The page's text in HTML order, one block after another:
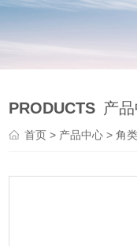
PRODUCTS 产
首页> 产品中心 >角